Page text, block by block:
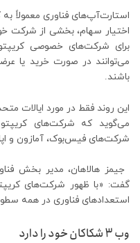
استارت‌آپ‌های فناوری معمولاً به
اختیار سهام، بخشی از شرکت
برای شرکت‌های خصوصی
می‌توانند در صورت خرید یا
باشند.
می‌گوید که شرکت‌های کریپتو
شرکت‌های فیس‌بوک، آمازون و اپل
استعدادهای فناوری در همه
وب 3 شکاکان خود را دارد